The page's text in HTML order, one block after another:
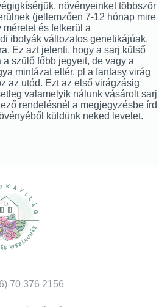
növényeinket többször
(jellemzően 7-12 hónap mire
és felkerül a
ibolyák változatos genetikájúak,
Ez azt jelenti, hogy a sarj külső
szülő főbb jegyeit, de vagy a
mintázat eltér, pl a fantasy virág
az utód. Ezt az első virágzásig
valamelyik nálunk vásárolt sarj
rendelésnél a megjegyzésbe írd
küldünk neked levelet.
70 376 2156